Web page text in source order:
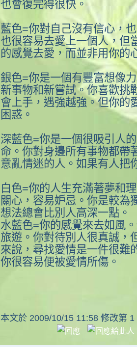
也會復完得很快。
藍色=你對自己沒有信心，
也很容易去愛上一個人，但
的感覺去愛，而並非用你的
銀色=你是一個有豐富想像
新事物和新嘗試。你喜歡挑
會上手，遇強越強。但你的
困惑。
深藍色=你是一個很吸引人
命。你對身邊所有事物都帶
意亂情迷的人。如果有人把
白色=你的人生充滿著夢和
關心，容易妒忌。你是較為
想法總會比別人高深一點。
水藍色=你的感覺來去如風
旅遊。你對待別人很真誠，
來說，尋找愛情是一件很難
你很容易便被愛情所傷。
本文於 2009/10/15 11:58 修改第 1